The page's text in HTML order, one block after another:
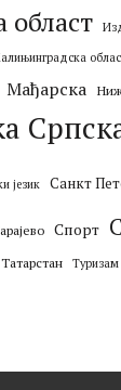
област
Мађарска
језик Санкт
Спорт
Татарстан Туризам